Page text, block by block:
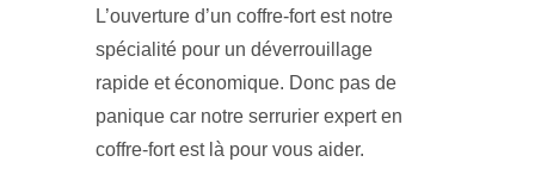
L’ouverture d’un coffre-fort est notre
spécialité pour un déverrouillage
rapide et économique. Donc pas de
panique car notre serrurier expert en
coffre-fort est là pour vous aider.